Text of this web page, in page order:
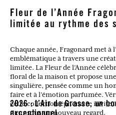
Fleur de l’Année
limitée au rythme des
Chaque année, Fragonard met
emblématique à travers une
limitée. La Fleur de l’Année
floral de la maison et propose
singulière, pensée comme un
faire et à l’émotion parfumée.
cette collection éphémère invite
fleur sous un nouveau regard.
2026 : L’Air de Grasse, un